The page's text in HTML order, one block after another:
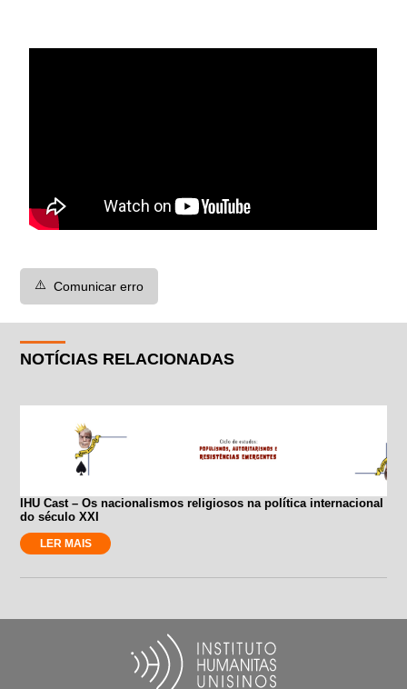
⚠️ Comunicar erro
NOTÍCIAS RELACIONADAS
IHU Cast – Os nacionalismos religiosos na política internacional
do século XXI
LER MAIS